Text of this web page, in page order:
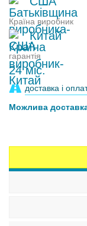
Країна виробник
Китай
гарантія
24 міс.
доставка і
Можлива